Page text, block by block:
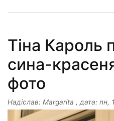
Тіна Кароль
сина-
фото
Надіслав: Margarita , дата: пн,